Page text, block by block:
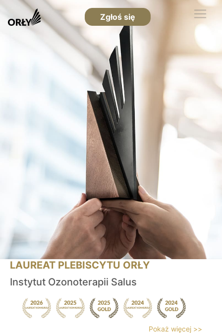
Zgłoś się
LAUREAT PLEBISCYTU ORŁY
Instytut Ozonoterapii Salus
Pokaż więcej >>